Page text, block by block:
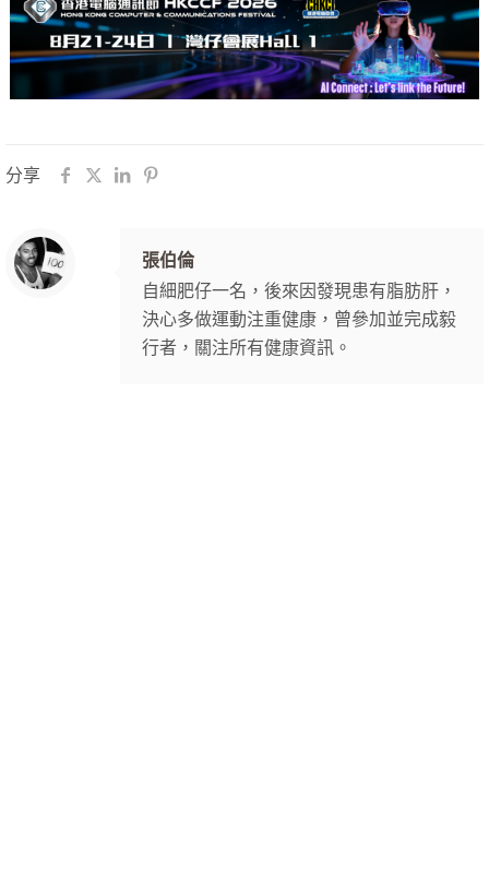
分享
張伯倫
自細肥仔一名，後來因發現患有脂肪肝，
決心多做運動注重健康，曾參加並完成毅
行者，關注所有健康資訊。